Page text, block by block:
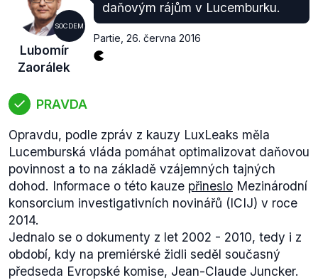
SOCDEM
Lubomír
Zaorálek
daňovým rájům v Lucemburku.
Partie 26. června 2016
PRAVDA
Opravdu, podle zpráv z kauzy LuxLeaks měla
Lucemburská vláda pomáhat optimalizovat daňovou
povinnost a to na základě vzájemných tajných
dohod. Informace o této kauze přineslo Mezinárodní
konsorcium investigativních novinářů (ICIJ) v roce
2014.
Jednalo se o dokumenty z let 2002 - 2010, tedy i z
období, kdy na premiérské židli seděl současný
předseda Evropské komise, Jean-Claude Juncker.